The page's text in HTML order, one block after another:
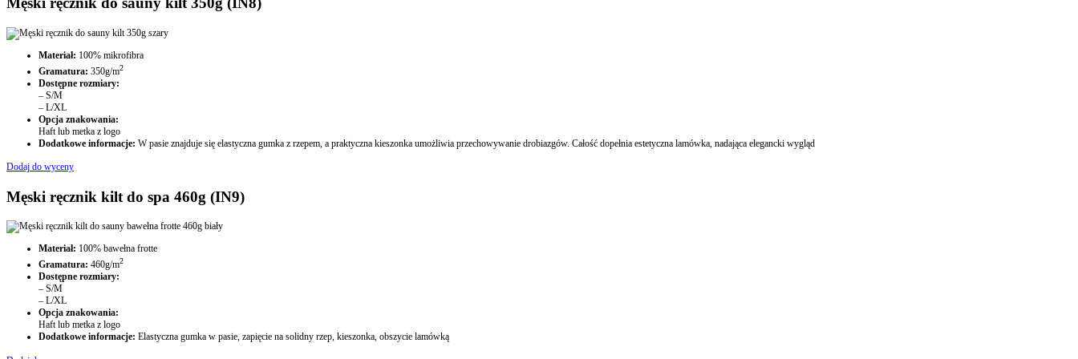
Materiał: 100% mikrofibra
Gramatura: 350g/m2
Dostępne rozmiary:
– S/M
– L/XL
Opcja znakowania:
Haft lub metka z logo
Dodatkowe informacje: W pasie znajduje się elastyczna gumka z rzepem, a praktyczna kieszonka umożliwia przechowywanie drobiazgów. Całość dopełnia estetyczna lamówka, nadająca elegancki wygląd
Dodaj do wyceny
Męski ręcznik kilt do spa 460g (IN9)​
Materiał: 100% bawełna frotte
Gramatura: 460g/m2
Dostępne rozmiary:
– S/M
– L/XL
Opcja znakowania:
Haft lub metka z logo
Dodatkowe informacje: Elastyczna gumka w pasie, zapięcie na solidny rzep, kieszonka, obszycie lamówką